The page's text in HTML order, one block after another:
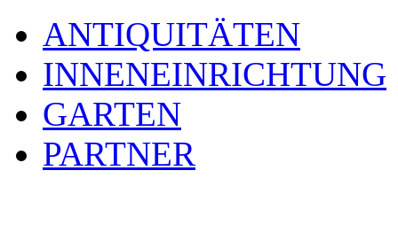
ANTIQUITÄTEN
INNENEINRICHTUNG
GARTEN
PARTNER